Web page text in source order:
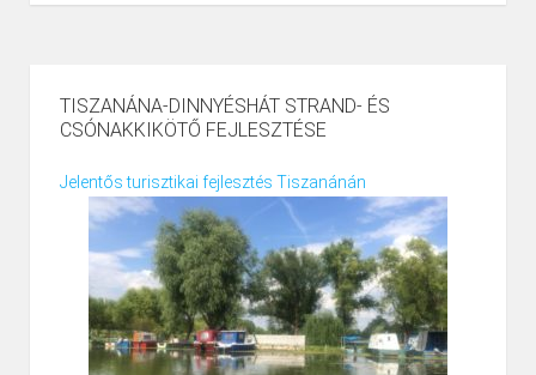
TISZANÁNA-DINNYÉSHÁT STRAND- ÉS
CSÓNAKKIKÖTŐ FEJLESZTÉSE
Jelentős turisztikai fejlesztés Tiszanánán